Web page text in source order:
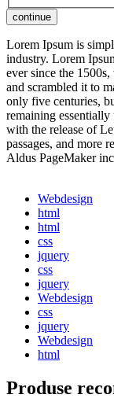
Lorem Ipsum is
industry. Lorem
ever since the
and scrambled it to
only five centuries,
remaining
with the release of
passages, and more
Aldus PageMaker
Webdesign
html
html
css
jquery
css
jquery
Webdesign
css
jquery
Webdesign
html
Produse